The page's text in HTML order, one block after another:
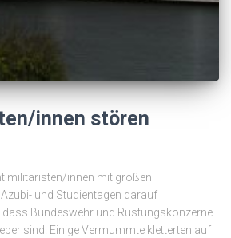
innen stören
innen mit großen
und Studientagen darauf
Bundeswehr und Rüstungskonzerne
sind. Einige Vermummte kletterten auf